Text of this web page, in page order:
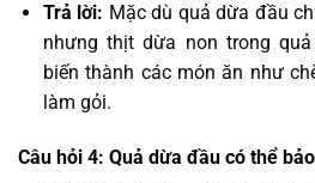
Trả lời: Mặc dù quả dừa đầu
nhưng thịt dừa non trong
biến thành các món ăn như
làm gỏi.
Câu hỏi 4: Quả dừa đầu có thể